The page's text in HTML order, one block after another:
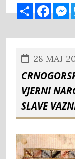
Share
28 MAJ
vjerni
slave